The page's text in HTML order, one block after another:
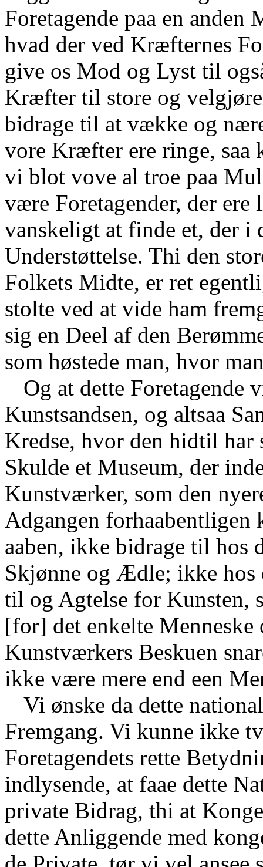
Foretagende paa en
hvad der ved Kræfternes
give os Mod og Lyst til
Kræfter til store og
bidrage til at vække og
vore Kræfter ere ringe, saa
vi blot vove al troe paa
være Foretagender, der
vanskeligt at finde et, der i
Understøttelse. Thi den
Folkets Midte, er ret
stolte ved at vide ham
sig en Deel af den
som høstede man, hvor
Og at dette
Kunstsandsen, og altsaa
Kredse, hvor den hidtil
Skulde et Museum, der
Kunstværker, som den
Adgangen forhaabentligen
aaben, ikke bidrage til hos
Skjønne og Ædle; ikke
til og Agtelse for Kunsten,
[for] det enkelte
Kunstværkers Beskuen
ikke være mere end een
Vi ønske da dette
Fremgang. Vi kunne ikke
Foretagendets rette
indlysende, at faae dette
private Bidrag, thi at
dette Anliggende med